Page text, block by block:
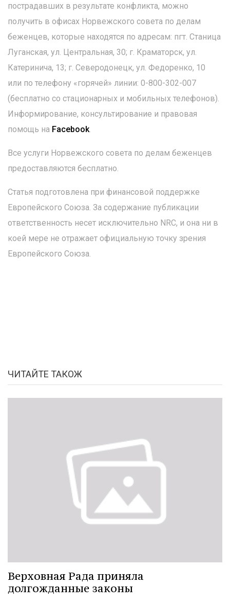
пострадавших в результате конфликта, можно
получить в офисах Норвежского совета по делам
беженцев, которые находятся по адресам: пгт. Станица
Луганская, ул. Центральная, 30; г. Краматорск, ул.
Катеринича, 13; г. Северодонецк, ул. Федоренко, 10
или по телефону «горячей» линии: 0-800-302-007
(бесплатно со стационарных и мобильных телефонов).
Информирование, консультирование и правовая
помощь на Facebook.
Все услуги Норвежского совета по делам беженцев
предоставляются бесплатно.
Статья подготовлена при финансовой поддержке
Европейского Союза. За содержание публикации
ответственность несет исключительно NRC, и она ни в
коей мере не отражает официальную точку зрения
Европейского Союза.
ЧИТАЙТЕ ТАКОЖ
Верховная Рада приняла
долгожданные законы